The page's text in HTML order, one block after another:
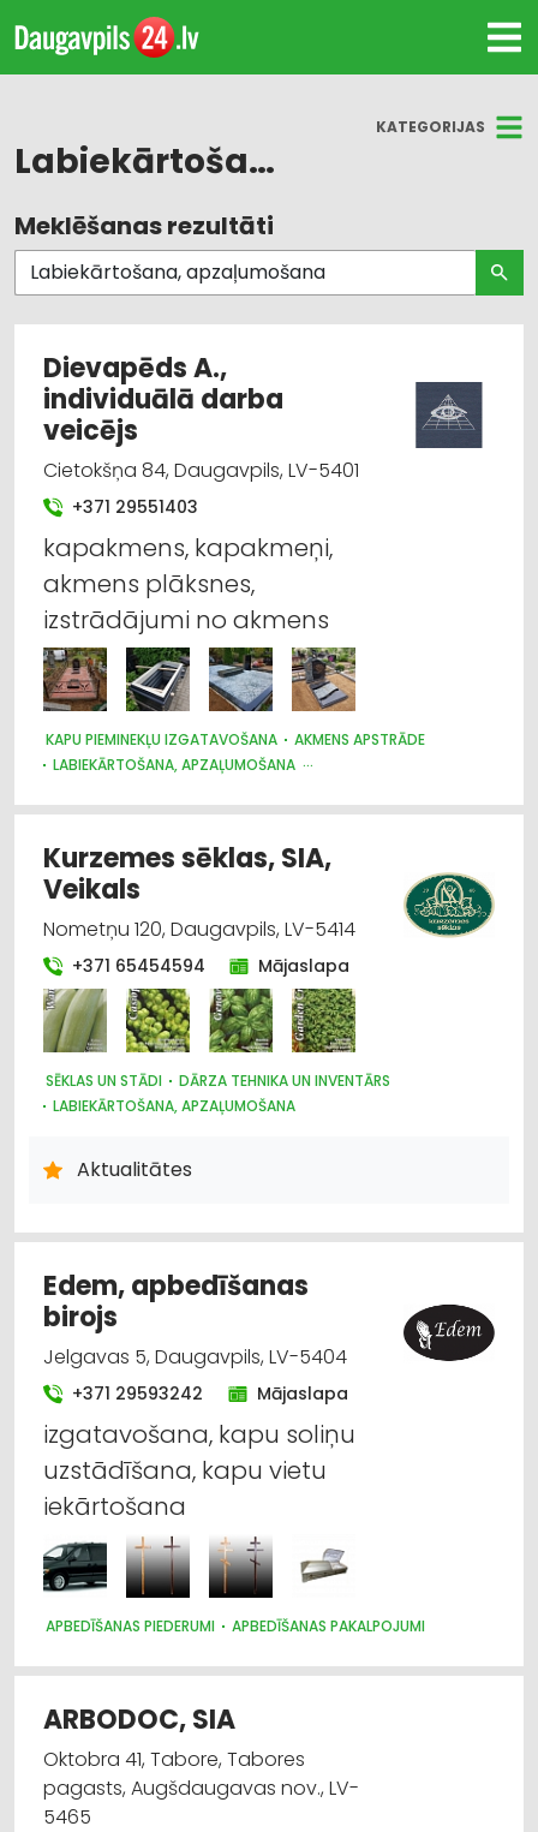
KATEGORIJAS
Labiekārtošana, apzaļumošana
Visas nozares
Labiekārtošana, apzaļumošana
Dārza tehnika un inventārs
Ūdensapgāde un kanalizācija
Būvmateriālu, būvkonstrukciju ražošana
Iekraušanas un izkraušanas tehnika
Lauksaimniecības tehnikas un traktortehnikas
labošana, remonts
Akmens apstrāde
Instrumentu un darbarīku tirdzniecība
Meklēšanas rezultāti
Dievapēds A.,
individuālā darba
veicējs
Cietokšņa 84, Daugavpils, LV-5401
+371 29551403
kapakmens, kapakmeņi,
akmens plāksnes,
izstrādājumi no akmens
KAPU PIEMINEKĻU IZGATAVOŠANA
AKMENS APSTRĀDE
LABIEKĀRTOŠANA, APZAĻUMOŠANA
Kurzemes sēklas, SIA,
Veikals
Nometņu 120, Daugavpils, LV-5414
+371 65454594 Mājaslapa
SĒKLAS UN STĀDI
DĀRZA TEHNIKA UN INVENTĀRS
LABIEKĀRTOŠANA, APZAĻUMOŠANA
Aktualitātes
Edem, apbedīšanas
birojs
Jelgavas 5, Daugavpils, LV-5404
+371 29593242 Mājaslapa
izgatavošana, kapu soliņu
uzstādīšana, kapu vietu
iekārtošana
APBEDĪŠANAS PIEDERUMI APBEDĪŠANAS PAKALPOJUMI
ARBODOC, SIA
Oktobra 41, Tabore, Tabores
pagasts, Augšdaugavas nov., LV-
5465